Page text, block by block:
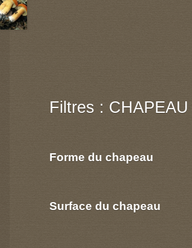
Filtres : CHAPEAU
Forme du chapeau
Surface du chapeau